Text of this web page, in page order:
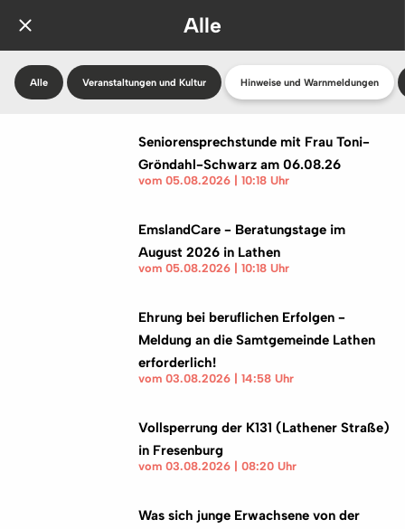
Alle
Alle Veranstaltungen und Kultur Hinweise und Warnmeldungen
Seniorensprechstunde mit Frau Toni-
Gröndahl-Schwarz am 06.08.26
vom 05.08.2026 | 10:18 Uhr
EmslandCare - Beratungstage im
August 2026 in Lathen
vom 05.08.2026 | 10:18 Uhr
Ehrung bei beruflichen Erfolgen -
Meldung an die Samtgemeinde Lathen
erforderlich!
vom 03.08.2026 | 14:58 Uhr
Vollsperrung der K131 (Lathener Straße)
in Fresenburg
vom 03.08.2026 | 08:20 Uhr
Was sich junge Erwachsene von der